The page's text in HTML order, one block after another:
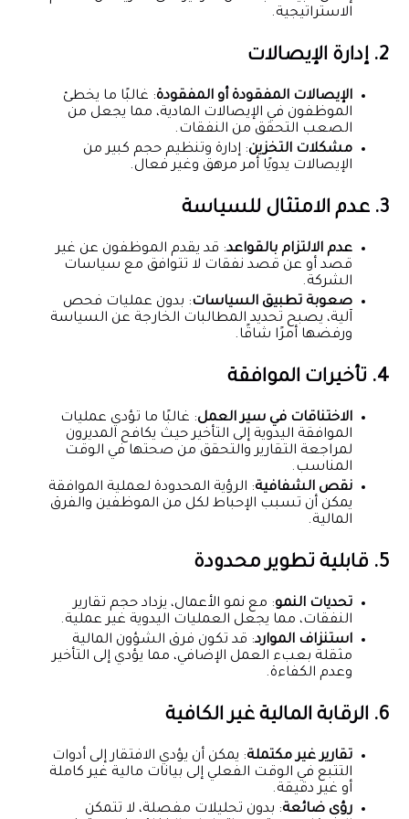
الاستراتيجية.
2. إدارة الإيصالات
الإيصالات المفقودة أو المفقودة: غالبًا ما يخطئ
الموظفون في الإيصالات المادية، مما يجعل من
الصعب التحقق من النفقات.
مشكلات التخزين: إدارة وتنظيم حجم كبير من
الإيصالات يدويًا أمر مرهق وغير فعال.
3. عدم الامتثال للسياسة
عدم الالتزام بالقواعد: قد يقدم الموظفون عن غير
قصد أو عن قصد نفقات لا تتوافق مع سياسات
الشركة.
صعوبة تطبيق السياسات: بدون عمليات فحص
آلية، يصبح تحديد المطالبات الخارجة عن السياسة
ورفضها أمرًا شاقًا.
4. تأخيرات الموافقة
الاختناقات في سير العمل: غالبًا ما تؤدي عمليات
الموافقة اليدوية إلى التأخير حيث يكافح المديرون
لمراجعة التقارير والتحقق من صحتها في الوقت
المناسب.
نقص الشفافية: الرؤية المحدودة لعملية الموافقة
يمكن أن تسبب الإحباط لكل من الموظفين والفرق
المالية.
5. قابلية تطوير محدودة
تحديات النمو: مع نمو الأعمال، يزداد حجم تقارير
النفقات، مما يجعل العمليات اليدوية غير عملية.
استنزاف الموارد: قد تكون فرق الشؤون المالية
مثقلة بعبء العمل الإضافي، مما يؤدي إلى التأخير
وعدم الكفاءة.
6. الرقابة المالية غير الكافية
تقارير غير مكتملة: يمكن أن يؤدي الافتقار إلى أدوات
التتبع في الوقت الفعلي إلى بيانات مالية غير كاملة
أو غير دقيقة.
رؤى ضائعة: بدون تحليلات مفصلة، لا تتمكن